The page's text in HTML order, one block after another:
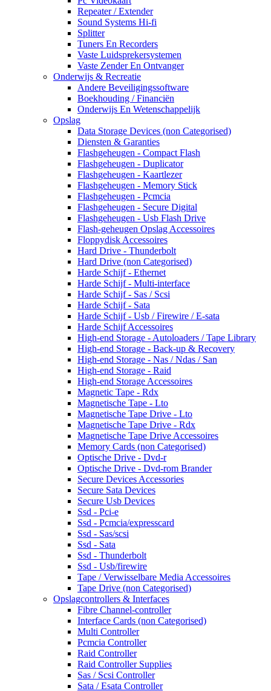
Repeater / Extender
Sound Systems Hi-fi
Splitter
Tuners En Recorders
Vaste Luidsprekersystemen
Vaste Zender En Ontvanger
Onderwijs & Recreatie
Andere Beveiligingssoftware
Boekhouding / Financiën
Onderwijs En Wetenschappelijk
Opslag
Data Storage Devices (non Categorised)
Diensten & Garanties
Flashgeheugen - Compact Flash
Flashgeheugen - Duplicator
Flashgeheugen - Kaartlezer
Flashgeheugen - Memory Stick
Flashgeheugen - Pcmcia
Flashgeheugen - Secure Digital
Flashgeheugen - Usb Flash Drive
Flash-geheugen Opslag Accessoires
Floppydisk Accessoires
Hard Drive - Thunderbolt
Hard Drive (non Categorised)
Harde Schijf - Ethernet
Harde Schijf - Multi-interface
Harde Schijf - Sas / Scsi
Harde Schijf - Sata
Harde Schijf - Usb / Firewire / E-sata
Harde Schijf Accessoires
High-end Storage - Autoloaders / Tape Library
High-end Storage - Back-up & Recovery
High-end Storage - Nas / Ndas / San
High-end Storage - Raid
High-end Storage Accessoires
Magnetic Tape - Rdx
Magnetische Tape - Lto
Magnetische Tape Drive - Lto
Magnetische Tape Drive - Rdx
Magnetische Tape Drive Accessoires
Memory Cards (non Categorised)
Optische Drive - Dvd-r
Optische Drive - Dvd-rom Brander
Secure Devices Accessories
Secure Sata Devices
Secure Usb Devices
Ssd - Pci-e
Ssd - Pcmcia/expresscard
Ssd - Sas/scsi
Ssd - Sata
Ssd - Thunderbolt
Ssd - Usb/firewire
Tape / Verwisselbare Media Accessoires
Tape Drive (non Categorised)
Opslagcontrollers & Interfaces
Fibre Channel-controller
Interface Cards (non Categorised)
Multi Controller
Pcmcia Controller
Raid Controller
Raid Controller Supplies
Sas / Scsi Controller
Sata / Esata Controller